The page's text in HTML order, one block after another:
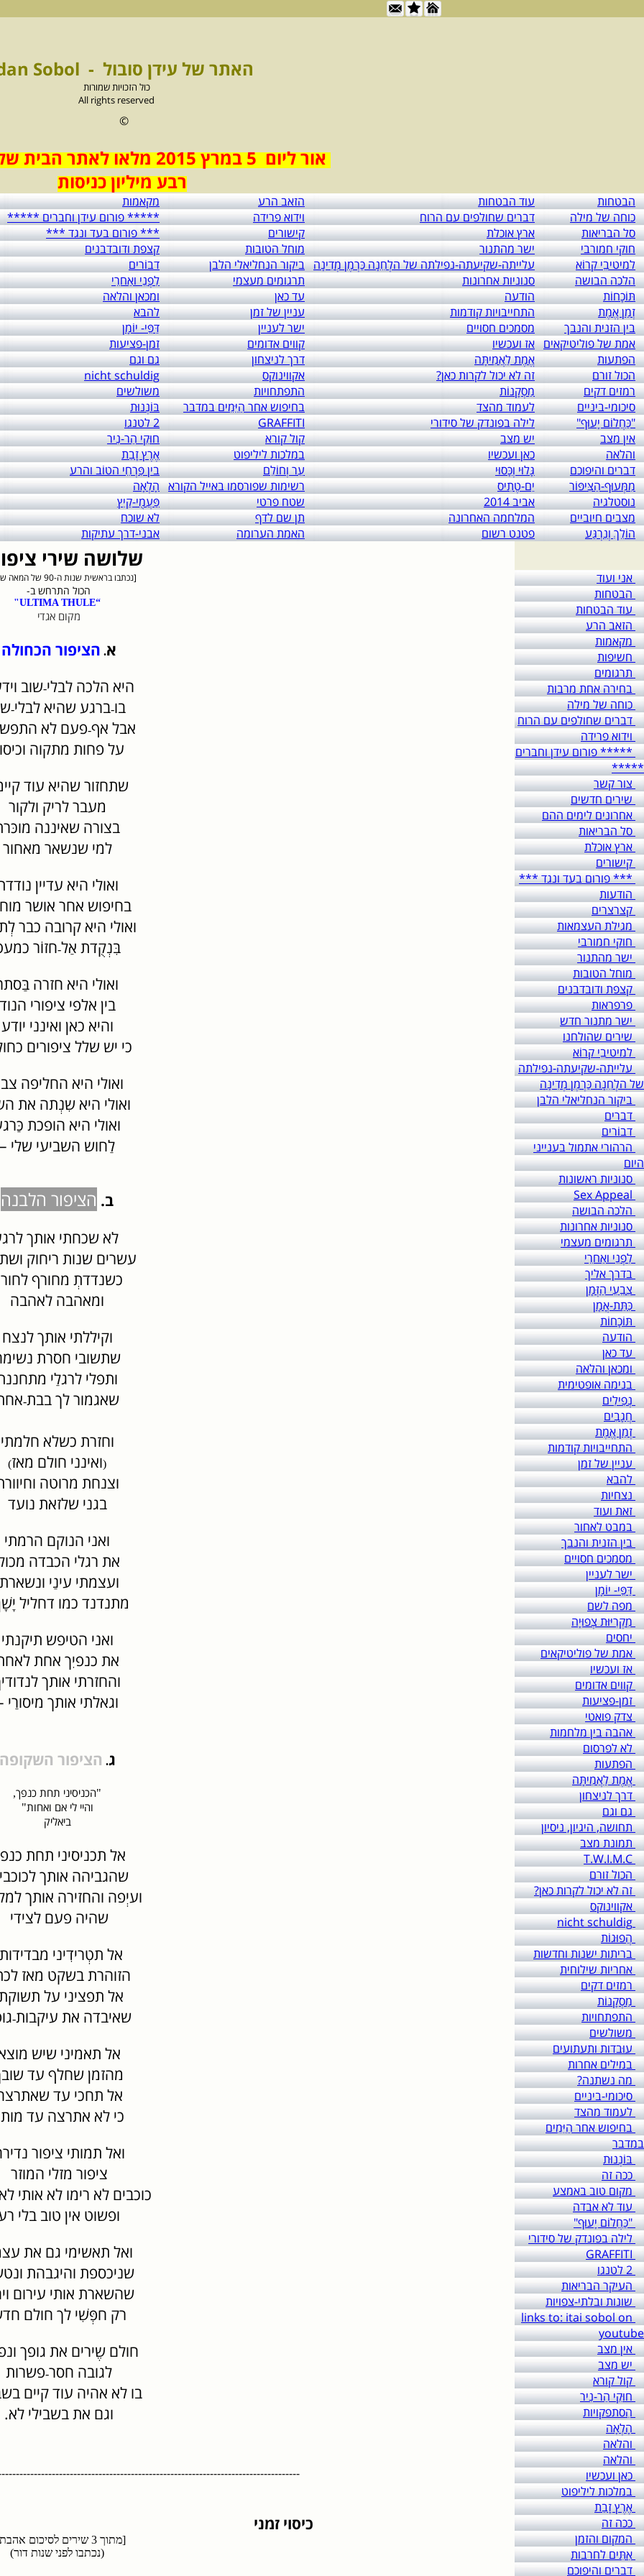
האתר של עידן סובול - Idan Sobol
כול הזכויות שמורות
©
אור ליום 5 במרץ 2015 מלאו לאתר הבית של עידן סובול
רבע מיליון כניסות
הבטחות עוד הבטחות הזאב הרע
מקאמות
כוחה של מילה
דברים שחולפים עם הרוח וידוא פרידה
***** פורום עידן וחברים *****
סל הבריאות
ארץ אוכלת קישורים
*** פורום בעד ונגד ***
חוקי חמורבי
ישר מהתנור מוחל הטובות
קצפת ודובדבנים
למיטיבֵי קרוֹא
עלייתה-שקיעתה-נפילתה של הלְחֵנָה כַּרְמֶן מְדִינָה ביקור הנחליאלי הלבן
דבוֹרים
הלכה הבושה
סנוניות אחרונות תרגומים מעצמי
לִפְנֵי ואַחרֵי
תּוֹכָחוֹת
הודעה עד כאן
ומכאן והלאה
זְמַן אֱמֶת
התחייבויות קודמות עניין של זמן
להבא
בין הזנית והנבך
מסמכים חסויים ישר לעניין
דַּפֵּי- יוֹמָן
אמת של פוליטיקאים אז ועכשיו קווים אדומים
זמן-פציעות
הפתעות
אֱמֶת לַאֲמִיתָּה דרך לניצחון
גם וגם
הכול זורם
זה לא יכול לקרות כאן? אקווינוקס
nicht schuldig
רמזים דקים
מַסְקָנוֹת התפתחויות
משולשים
סיכומי-ביניים
לעמוד מהצד בחיפוש אחר הַיֵּמִים במדבר
בּוֹנְנוּת
"כַּחֲלוֹם יָעוּף"
לילה בפונדק של סידורי GRAFFITI
2 לטנגו
אין מצב
יש מצב קול קורא
חוּקֵי הַר-נִיר
והלאה
כאן ועכשיו במלכות ליליפוט
אֶרֶץ זָבַת
דברים והיפוכם
גָּלוּי וְכָּסוּי עֵר וְחוֹלֵם
בין פִּרְחֵי הטוֹב והרע
מִמְּעוּף-הַצִּיפּוֹר
יַם-טֶתִיס רשימות שפורסמו באייל הקורא הָלְאָה
נוסטלגיה
אביב 2014 שטח פרטי
פַּעֲמֻי-קַיִץ
מצבים חיוביים
המלחמה האחרונה תן שם לדף
לא שוכח
הוֹלֵךְ וְנִרְגַּע
פטנט רשום האמת הערומה אבני-דרך עתיקות
אני ועוד
הבטחות
עוד הבטחות
הזאב הרע
מקאמות
חשיפות
תרגומים
בחירה אחת מרבות
כוחה של מילה
דברים שחולפים עם הרוח
וידוא פרידה
***** פורום עידן וחברים
*****
צור קשר
שירים חדשים
אחרונים לימים ההם
סל הבריאות
ארץ אוכלת
קישורים
*** פורום בעד ונגד ***
הודעות
קצרצרים
מגילת העצמאות
חוקי חמורבי
ישר מהתנור
מוחל הטובות
קצפת ודובדבנים
פרפראות
ישר מתנור חדש
שירים שהולחנו
למיטיבֵי קרוֹא
עלייתה-שקיעתה-נפילתה
של הלְחֵנָה כַּרְמֶן מְדִינָה
ביקור הנחליאלי הלבן
דברים
דבוֹרים
הרהורי אתמול בענייני
היום
סנוניות ראשונות
Sex Appeal
הלכה הבושה
סנוניות אחרונות
תרגומים מעצמי
לִפְנֵי ואַחרֵי
בדרך אליך
צִבֵעֵי הַזְּמָן
כִּתַּת-אֳמָן
תּוֹכָחוֹת
הודעה
עד כאן
ומכאן והלאה
בנימה אופטימית
נְפִילִים
חֲגָבִים
זְמַן אֱמֶת
התחייבויות קודמות
עניין של זמן
להבא
נצחיות
זאת ועוד
במבט לאחור
בין הזנית והנבך
מסמכים חסויים
ישר לעניין
דַּפֵּי- יוֹמָן
מפה לשם
מִקְרִיּוּת צְפוּיָה
יחסים
אמת של פוליטיקאים
אז ועכשיו
קווים אדומים
זמן-פציעות
צדק פואטי
אהבה בין מלחמות
לא לפרסום
הפתעות
אֱמֶת לַאֲמִיתָּה
דרך לניצחון
גם וגם
תחושה, היגיון, ניסיון
תמונת מצב
T.W.I.M.C
הכול זורם
זה לא יכול לקרות כאן?
אקווינוקס
nicht schuldig
הֲפוּגוֹת
בריתות ישנות וחדשות
אחריות שילוחית
רמזים דקים
מַסְקָנוֹת
התפתחויות
משולשים
עוּבדות ותעתועים
במילים אחרות
מה נשתנה?
סיכומי-ביניים
לעמוד מהצד
בחיפוש אחר הַיֵּמִים
במדבר
בּוֹנְנוּת
ככה זה
מקום טוב באמצע
עוד לא אבדה
"כַּחֲלוֹם יָעוּף"
לילה בפונדק של סידורי
GRAFFITI
2 לטנגו
העיקר הבריאות
שונות ובלתי-צפויות
links to: itai sobol on
youtube
אין מצב
יש מצב
קול קורא
חוּקֵי הַר-נִיר
הִסתפקויות
הָלְאָה
והלאה
והלאה
כאן ועכשיו
במלכות ליליפוט
אֶרֶץ זָבַת
ככה זה
המקום והזמן
אִתִּים לחרבות
דברים והיפוכם
שלושה שירי
[נכתבו בראשית שנות ה-90 של המאה שעברה]
הכול התרחש ב-
“ULTIMA THULE"
מקום אגדי
א. הציפור הכחולה
היא הלכה לבלי-שוב
בו-ברגע שהיא לבלי-
אבל אף-פעם לא
על פחות מתקוה
שתחזור שהיא עוד
מעבר לריק ולקור
בצורה שאיננה
למי שנשאר מאחור
ואולי היא עדיין
בחיפוש אחר אושר
ואולי היא קרובה כבר
בִּנְקֻדת אַל-חזוֹר
ואולי היא חזרה
בין אלפי ציפורי
והיא כאן ואינני יודע
כי יש שלל ציפורים
ואולי היא החליפה
ואולי היא שִנְתה את
ואולי היא הופכת
לַחוש השביעי שלי –
ב. הציפור הלבנה
לא שכחתי אותך
עשרים שנות ריחוק
כשנדדתְ מחורף
ומאהבה לאהבה
וקיללתי אותך לנצח
שתשובי חסרת
ותפלי לרגלַי
שאגמור לך בבת-
וחזרת כשלא חלמתי
(ואינני חולם מאז)
וצנחת מרוטה
בגני שלזאת נועד
ואני הנוקם הרמתי
את רגלי הכבדה
ועצמתי עינַי
מתנדנד כמו דחליל
ואני הטיפש תיקנתי
את כנפיִך אחת
והחזרתי אותך
וגאלתי אותך מיסורַי
ג. הציפור
"הכניסיני תחת כנפך,
והיי לי אם ואחות"
ביאליק
אל תכניסיני תחת
שהגביהה אותך
ועיְפה והחזירה אותך
שהיה פעם לצידי
אל תטְרידִיני
הזוהרת בשקט מאז
אל תפציני על
שאיבדה את עיקבות-
אל תאמיני שיש
מהזמן שחלף עד
אל תחכי עד
כי לא אתרצה עד
ואל תמותי ציפור
ציפור מזלי המוזר
כוכבים לא רימו לא אותי
ופשוט אין טוב בלי
ואל תאשימי גם את
שניכספת והיגבהת
שהשארת אותי עירום
רק חפְּשִׁי לך חולם
חולם שֶירים את גופך
לגובה חסר-פשרות
בו לא אהיה עוד קיים
וגם את בשבילי לא.
כיסוי זמני
[מתוך3 שירים לסיכום
(נכתבו לפני שנות דור)